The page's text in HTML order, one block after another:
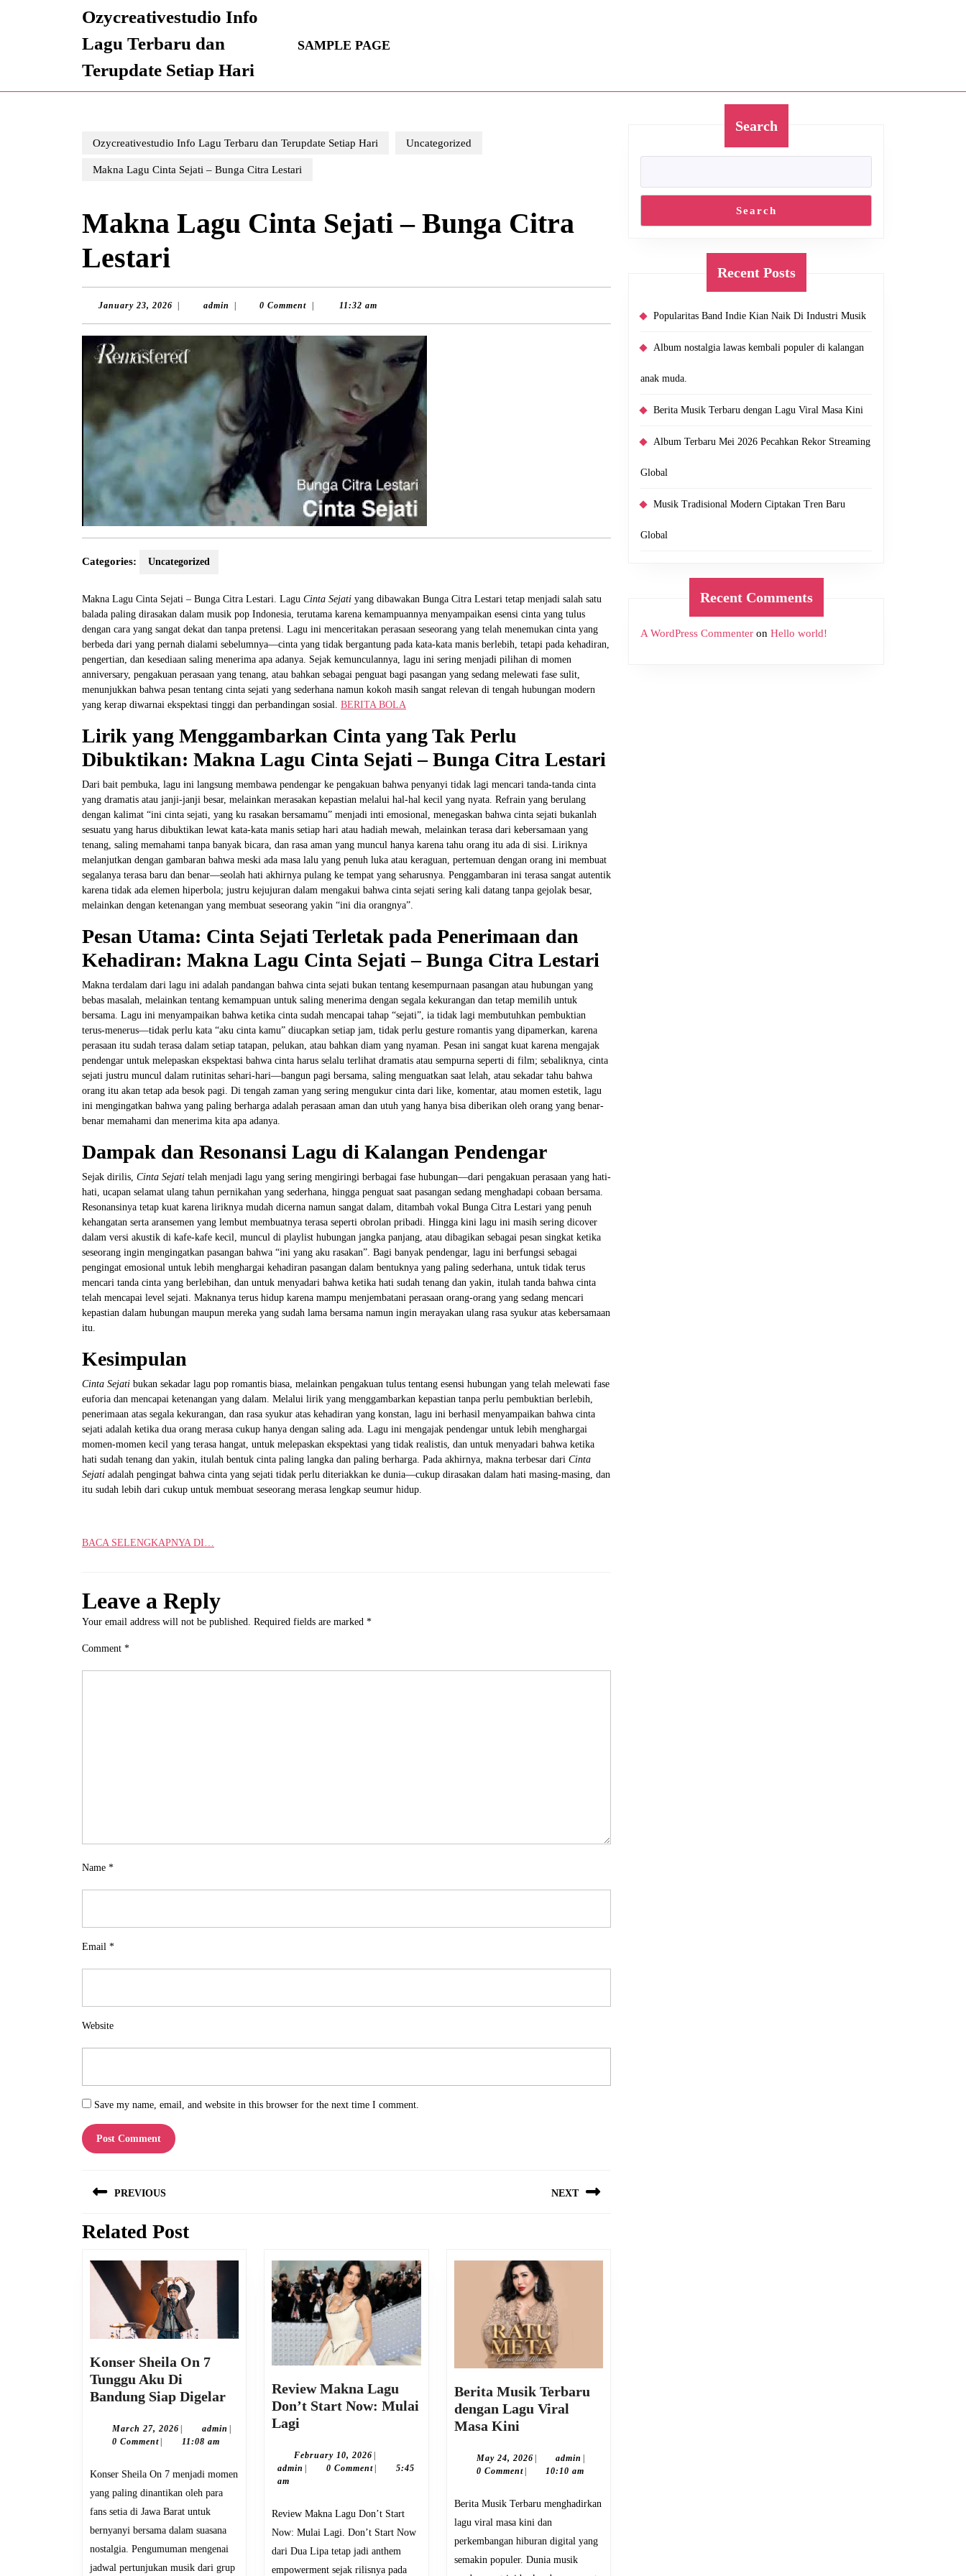
Ozycreativestudio Info
Lagu Terbaru dan
Terupdate Setiap Hari
SAMPLE PAGE
Ozycreativestudio Info Lagu Terbaru dan Terupdate Setiap Hari Uncategorized
Makna Lagu Cinta Sejati – Bunga Citra Lestari
Makna Lagu Cinta Sejati – Bunga Citra
Lestari
January 23, 2026 Januaryadmin admin 0 Comment 11:32 am
Categories: Uncategorized
Makna Lagu Cinta Sejati – Bunga Citra Lestari. Lagu Cinta Sejati yang dibawakan Bunga Citra Lestari tetap menjadi salah satu
balada paling dirasakan dalam musik pop Indonesia, terutama karena kemampuannya menyampaikan esensi cinta yang tulus
dengan cara yang sangat dekat dan tanpa pretensi. Lagu ini menceritakan perasaan seseorang yang telah menemukan cinta yang
berbeda dari yang pernah dialami sebelumnya—cinta yang tidak bergantung pada kata-kata manis berlebih, tetapi pada kehadiran,
pengertian, dan kesediaan saling menerima apa adanya. Sejak kemunculannya, lagu ini sering menjadi pilihan di momen
anniversary, pengakuan perasaan yang tenang, atau bahkan sebagai penguat bagi pasangan yang sedang melewati fase sulit,
menunjukkan bahwa pesan tentang cinta sejati yang sederhana namun kokoh masih sangat relevan di tengah hubungan modern
yang kerap diwarnai ekspektasi tinggi dan perbandingan sosial. BERITA BOLA
Lirik yang Menggambarkan Cinta yang Tak Perlu
Dibuktikan: Makna Lagu Cinta Sejati – Bunga Citra Lestari
Dari bait pembuka, lagu ini langsung membawa pendengar ke pengakuan bahwa penyanyi tidak lagi mencari tanda-tanda cinta
yang dramatis atau janji-janji besar, melainkan merasakan kepastian melalui hal-hal kecil yang nyata. Refrain yang berulang
dengan kalimat “ini cinta sejati, yang ku rasakan bersamamu” menjadi inti emosional, menegaskan bahwa cinta sejati bukanlah
sesuatu yang harus dibuktikan lewat kata-kata manis setiap hari atau hadiah mewah, melainkan terasa dari kebersamaan yang
tenang, saling memahami tanpa banyak bicara, dan rasa aman yang muncul hanya karena tahu orang itu ada di sisi. Liriknya
melanjutkan dengan gambaran bahwa meski ada masa lalu yang penuh luka atau keraguan, pertemuan dengan orang ini membuat
segalanya terasa baru dan benar—seolah hati akhirnya pulang ke tempat yang seharusnya. Penggambaran ini terasa sangat autentik
karena tidak ada elemen hiperbola; justru kejujuran dalam mengakui bahwa cinta sejati sering kali datang tanpa gejolak besar,
melainkan dengan ketenangan yang membuat seseorang yakin “ini dia orangnya”.
Pesan Utama: Cinta Sejati Terletak pada Penerimaan dan
Kehadiran: Makna Lagu Cinta Sejati – Bunga Citra Lestari
Makna terdalam dari lagu ini adalah pandangan bahwa cinta sejati bukan tentang kesempurnaan pasangan atau hubungan yang
bebas masalah, melainkan tentang kemampuan untuk saling menerima dengan segala kekurangan dan tetap memilih untuk
bersama. Lagu ini menyampaikan bahwa ketika cinta sudah mencapai tahap “sejati”, ia tidak lagi membutuhkan pembuktian
terus-menerus—tidak perlu kata “aku cinta kamu” diucapkan setiap jam, tidak perlu gesture romantis yang dipamerkan, karena
perasaan itu sudah terasa dalam setiap tatapan, pelukan, atau bahkan diam yang nyaman. Pesan ini sangat kuat karena mengajak
pendengar untuk melepaskan ekspektasi bahwa cinta harus selalu terlihat dramatis atau sempurna seperti di film; sebaliknya, cinta
sejati justru muncul dalam rutinitas sehari-hari—bangun pagi bersama, saling menguatkan saat lelah, atau sekadar tahu bahwa
orang itu akan tetap ada besok pagi. Di tengah zaman yang sering mengukur cinta dari like, komentar, atau momen estetik, lagu
ini mengingatkan bahwa yang paling berharga adalah perasaan aman dan utuh yang hanya bisa diberikan oleh orang yang benar-
benar memahami dan menerima kita apa adanya.
Dampak dan Resonansi Lagu di Kalangan Pendengar
Sejak dirilis, Cinta Sejati telah menjadi lagu yang sering mengiringi berbagai fase hubungan—dari pengakuan perasaan yang hati-
hati, ucapan selamat ulang tahun pernikahan yang sederhana, hingga penguat saat pasangan sedang menghadapi cobaan bersama.
Resonansinya tetap kuat karena liriknya mudah dicerna namun sangat dalam, ditambah vokal Bunga Citra Lestari yang penuh
kehangatan serta aransemen yang lembut membuatnya terasa seperti obrolan pribadi. Hingga kini lagu ini masih sering dicover
dalam versi akustik di kafe-kafe kecil, muncul di playlist hubungan jangka panjang, atau dibagikan sebagai pesan singkat ketika
seseorang ingin mengingatkan pasangan bahwa “ini yang aku rasakan”. Bagi banyak pendengar, lagu ini berfungsi sebagai
pengingat emosional untuk lebih menghargai kehadiran pasangan dalam bentuknya yang paling sederhana, untuk tidak terus
mencari tanda cinta yang berlebihan, dan untuk menyadari bahwa ketika hati sudah tenang dan yakin, itulah tanda bahwa cinta
telah mencapai level sejati. Maknanya terus hidup karena mampu menjembatani perasaan orang-orang yang sedang mencari
kepastian dalam hubungan maupun mereka yang sudah lama bersama namun ingin merayakan ulang rasa syukur atas kebersamaan
itu.
Kesimpulan
Cinta Sejati bukan sekadar lagu pop romantis biasa, melainkan pengakuan tulus tentang esensi hubungan yang telah melewati fase
euforia dan mencapai ketenangan yang dalam. Melalui lirik yang menggambarkan kepastian tanpa perlu pembuktian berlebih,
penerimaan atas segala kekurangan, dan rasa syukur atas kehadiran yang konstan, lagu ini berhasil menyampaikan bahwa cinta
sejati adalah ketika dua orang merasa cukup hanya dengan saling ada. Lagu ini mengajak pendengar untuk lebih menghargai
momen-momen kecil yang terasa hangat, untuk melepaskan ekspektasi yang tidak realistis, dan untuk menyadari bahwa ketika
hati sudah tenang dan yakin, itulah bentuk cinta paling langka dan paling berharga. Pada akhirnya, makna terbesar dari Cinta
Sejati adalah pengingat bahwa cinta yang sejati tidak perlu diteriakkan ke dunia—cukup dirasakan dalam hati masing-masing, dan
itu sudah lebih dari cukup untuk membuat seseorang merasa lengkap seumur hidup.
BACA SELENGKAPNYA DI…
Leave a Reply
Your email address will not be published. Required fields are marked *
Comment *
Name *
Email *
Website
Save my name, email, and website in this browser for the next time I comment.
navigation
PREVIOUS
Previous
NEXT
Related Post
Konser Sheila On 7
Tunggu Aku Di
Bandung Siap DigelarKonser
On
Aku
Bandung
Siap
Digelar
March 27, 2026 March
27,
| adminadmin
|
0 Comment | 11:08 am
Konser Sheila On 7 menjadi momen
yang paling dinantikan oleh para
fans setia di Jawa Barat untuk
bernyanyi bersama dalam suasana
nostalgia. Pengumuman mengenai
jadwal pertunjukan musik dari grup
Review Makna Lagu
Don’t Start Now: Mulai
Lagi
Lagu
Don’t
Now:
Mulai
February 10, 2026 February
10,
|
admin admin
| 0 Comment|
5:45
am
Review Makna Lagu Don’t Start
Now: Mulai Lagi. Don’t Start Now
dari Dua Lipa tetap jadi anthem
empowerment sejak rilisnya pada
Berita Musik Terbaru
dengan Lagu Viral
Masa KiniBerita
Terbaru
dengan
Viral
Masa
Kini
May 24, 2026May
admin admin
0 Comment
10:10 am
Berita Musik Terbaru menghadirkan
lagu viral masa kini dan
perkembangan hiburan digital yang
semakin populer. Dunia musik
Search
Search
Recent Posts
Popularitas Band Indie Kian Naik Di Industri Musik
Album nostalgia lawas kembali populer di kalangan
anak muda.
Berita Musik Terbaru dengan Lagu Viral Masa Kini
Album Terbaru Mei 2026 Pecahkan Rekor Streaming
Global
Musik Tradisional Modern Ciptakan Tren Baru
Global
Recent Comments
A WordPress Commenter on Hello world!